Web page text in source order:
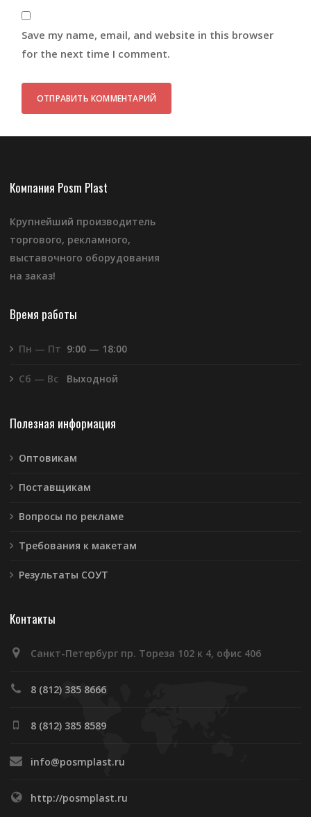
Save my name, email, and website in this browser
for the next time I comment.
Компания Posm Plast
Крупнейший производитель
торгового, рекламного,
выставочного оборудования
на заказ!
Время работы
Пн — Пт 9:00 — 18:00
Сб — Вс Выходной
Полезная информация
Оптовикам
Поставщикам
Вопросы по рекламе
Требования к макетам
Результаты СОУТ
Контакты
Санкт-Петербург пр. Тореза 102 к 4, офис 406
8 (812) 385 8666
8 (812) 385 8589
info@posmplast.ru
http://posmplast.ru